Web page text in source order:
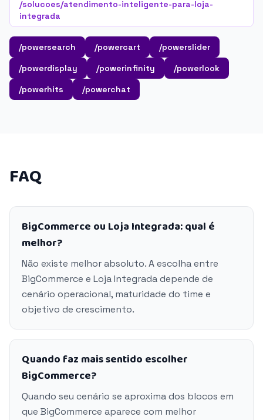
/solucoes/atendimento-inteligente-para-loja-
integrada
/powersearch /powercart
/powerslider
/powerdisplay
/powerinfinity
/powerlook
/powerhits
/powerchat
FAQ
BigCommerce ou Loja Integrada: qual é
melhor?
Não existe melhor absoluto. A escolha entre
BigCommerce e Loja Integrada depende de
cenário operacional, maturidade do time e
objetivo de crescimento.
Quando faz mais sentido escolher
BigCommerce?
Quando seu cenário se aproxima dos blocos em
que BigCommerce aparece com melhor